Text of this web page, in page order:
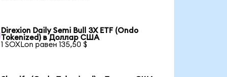
Direxion Daily Semi Bull 3X ETF (Ondo
Tokenized) в Доллар США
1 SOXLon равен 135,50 $